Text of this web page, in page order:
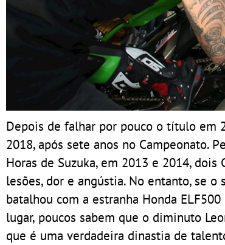
Depois de falhar por pouco o título em
2018, após sete anos no Campeonato.
Horas de Suzuka, em 2013 e 2014,
lesões, dor e angústia. No entanto, se
batalhou com a estranha Honda
lugar, poucos sabem que o diminuto
que é uma verdadeira dinastia de